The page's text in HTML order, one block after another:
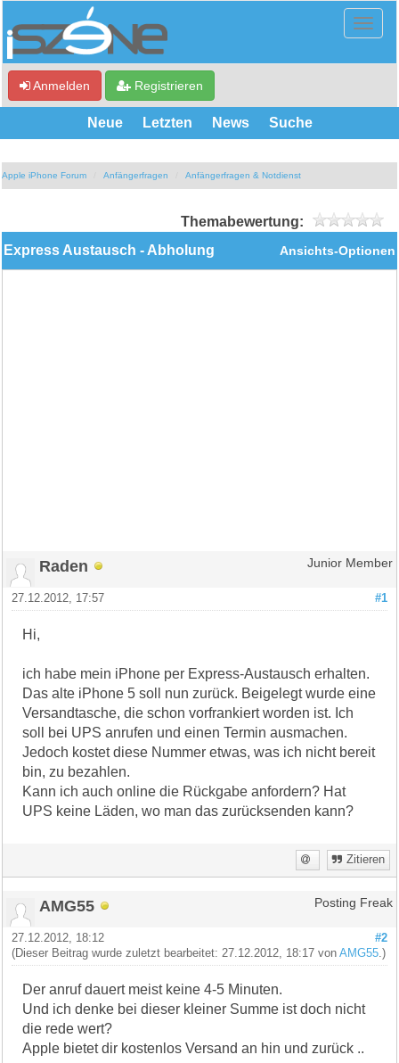
Anmelden Registrieren
Neue Letzten News Suche
Apple iPhone Forum Anfängerfragen Anfängerfragen & Notdienst
Themabewertung:
Ansichts-Optionen
Express Austausch - Abholung
Raden Junior Member
#1
27.12.2012, 17:57
Hi,
ich habe mein iPhone per Express-Austausch erhalten.
Das alte iPhone 5 soll nun zurück. Beigelegt wurde eine
Versandtasche, die schon vorfrankiert worden ist. Ich
soll bei UPS anrufen und einen Termin ausmachen.
Jedoch kostet diese Nummer etwas, was ich nicht bereit
bin, zu bezahlen.
Kann ich auch online die Rückgabe anfordern? Hat
UPS keine Läden, wo man das zurücksenden kann?
Zitieren
AMG55 Posting Freak
#2
27.12.2012, 18:12
(Dieser Beitrag wurde zuletzt bearbeitet: 27.12.2012, 18:17 vonAMG55 .)
Der anruf dauert meist keine 4-5 Minuten.
Und ich denke bei dieser kleiner Summe ist doch nicht
die rede wert?
Apple bietet dir kostenlos Versand an hin und zurück ..